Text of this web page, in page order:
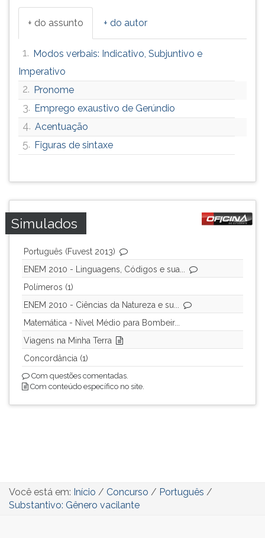
+ do assunto + do autor
1. Modos verbais: Indicativo, Subjuntivo e
Imperativo
2. Pronome
3. Emprego exaustivo de Gerúndio
4. Acentuação
5. Figuras de sintaxe
Simulados
Português (Fuvest 2013)
ENEM 2010 - Linguagens, Códigos e sua...
Polímeros (1)
ENEM 2010 - Ciências da Natureza e su...
Matemática - Nível Médio para Bombeir...
Viagens na Minha Terra
Concordância (1)
Com questões comentadas.
Com conteúdo específico no site.
Você está em: Início / Concurso / Português /
Substantivo: Gênero vacilante